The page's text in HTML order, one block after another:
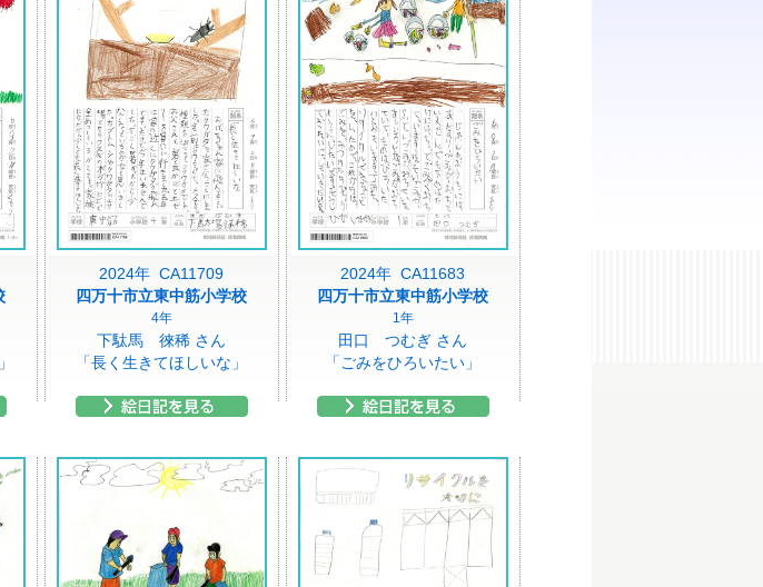
2024年 CA11709
四万十市立東中筋小学校
4年
下駄馬 徠稀 さん
「長く生きてほしいな」
2024年 CA11683
四万十市立東中筋小学校
1年
田口 つむぎ さん
「ごみをひろいたい」